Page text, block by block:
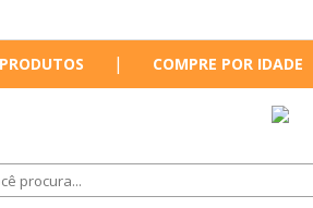
PRODUTOS | COMPRE POR IDADE